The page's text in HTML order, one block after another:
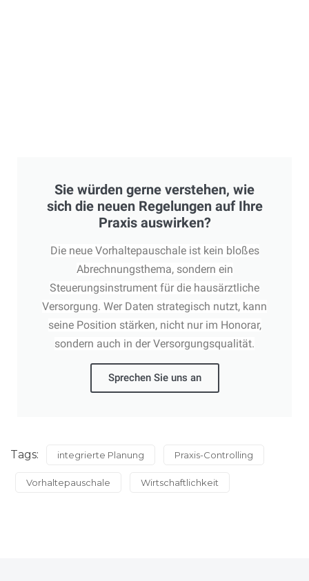
Sie würden gerne verstehen, wie
sich die neuen Regelungen auf Ihre
Praxis auswirken?
Die neue Vorhaltepauschale ist kein bloßes
Abrechnungsthema, sondern ein
Steuerungsinstrument für die hausärztliche
Versorgung. Wer Daten strategisch nutzt, kann
seine Position stärken, nicht nur im Honorar,
sondern auch in der Versorgungsqualität.
Sprechen Sie uns an
Tags: integrierte Planung Praxis-Controlling
Vorhaltepauschale Wirtschaftlichkeit